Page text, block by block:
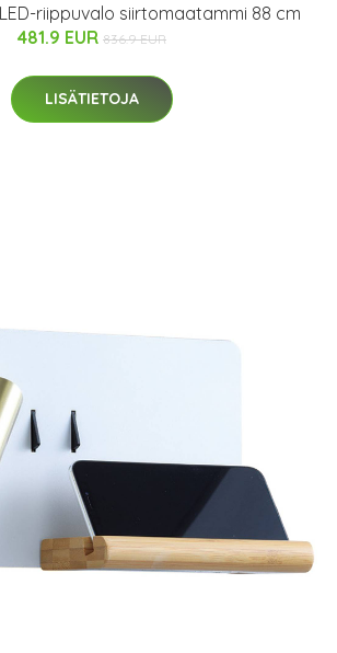
riippuvalo siirtomaatammi 88 cm
481.9 EUR 836.9 EUR
LISÄTIETOJA